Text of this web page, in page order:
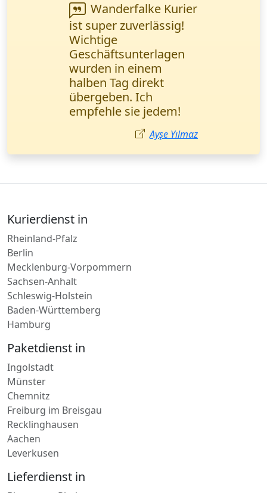
Ich habe wichtige
Entwürfe an Kunden
verschickt. Alles kam
pünktlich und
unbeschädigt an. Das
Online-Tracking ist
äußerst praktisch! Freu
Müller,
Grafikdesignerin in
Kurierdienst in
Rheinland-Pfalz
Berlin
Mecklenburg-Vorpommern
Sachsen-Anhalt
Schleswig-Holstein
Hamburg
Paketdienst in
Ingolstadt
Münster
Chemnitz
Freiburg im Breisgau
Recklinghausen
Leverkusen